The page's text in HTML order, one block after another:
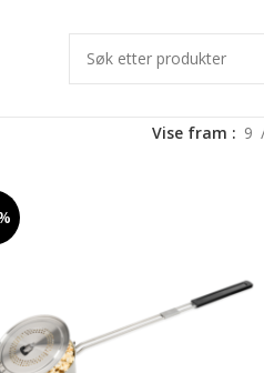
Vise fram 9